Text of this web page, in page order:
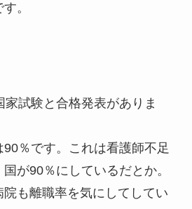
。
試験と合格発表がありま
％です。これは看護師不足
が90％にしているだとか。
も離職率を気にしてしてい